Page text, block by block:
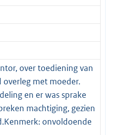
over toediening van
met moeder.
en er was sprake
machtiging, gezien
onvoldoende